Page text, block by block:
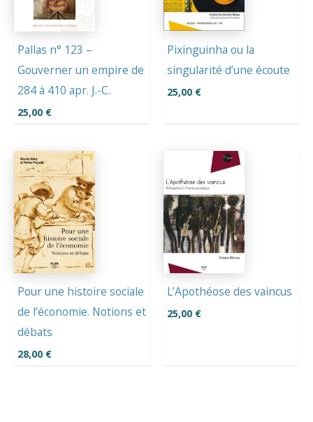
Pallas n° 123 –
Gouverner un empire de
284 à 410 apr. J.-C.
25,00 €
Pixinguinha ou la
singularité d’une écoute
25,00 €
Pour une histoire sociale
de l’économie. Notions et
débats
28,00 €
L’Apothéose des vaincus
25,00 €